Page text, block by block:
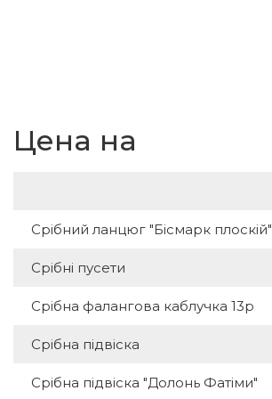
Цена на
Срібний ланцюг "Бісмарк плоскій"
Срібні пусети
Срібна фалангова каблучка 13р
Срібна підвіска
Срібна підвіска "Долонь Фатіми"